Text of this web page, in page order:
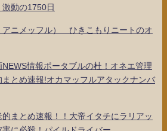
動の1750日
アニメッフル） ひきこもりニートのオ
情報ポータブルの杜！オネエ管理
まとめ速報!オカマッフルアタックナンバ
まとめ速報！！大帝イタチにラリアッ